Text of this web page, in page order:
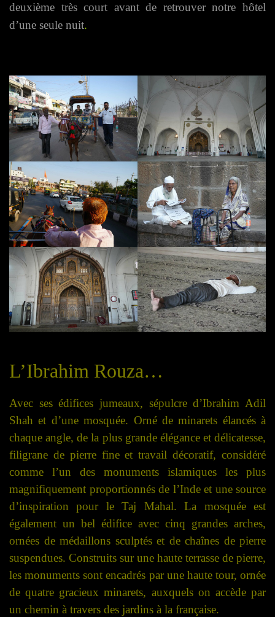
deuxième très court avant de retrouver notre hôtel
d’une seule nuit.
L’Ibrahim Rouza…
Avec ses édifices jumeaux, sépulcre d’Ibrahim Adil
Shah et d’une mosquée. Orné de minarets élancés à
chaque angle, de la plus grande élégance et délicatesse,
filigrane de pierre fine et travail décoratif, considéré
comme l’un des monuments islamiques les plus
magnifiquement proportionnés de l’Inde et une source
d’inspiration pour le Taj Mahal. La mosquée est
également un bel édifice avec cinq grandes arches,
ornées de médaillons sculptés et de chaînes de pierre
suspendues. Construits sur une haute terrasse de pierre,
les monuments sont encadrés par une haute tour, ornée
de quatre gracieux minarets, auxquels on accède par
un chemin à travers des jardins à la française.